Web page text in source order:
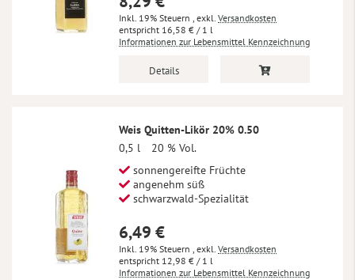
Inkl. 19% Steuern , exkl. Versandkosten
16,58 € / 1 l
Informationen zur Lebensmittel Kennzeichnung
Details
Weis Quitten-Likör 20% 0.50
0,5 l
20 % Vol.
sonnengereifte Früchte
angenehm süß
schwarzwald-Spezialität
6,49 €
Inkl. 19% Steuern , exkl. Versandkosten
12,98 € / 1 l
Informationen zur Lebensmittel Kennzeichnung